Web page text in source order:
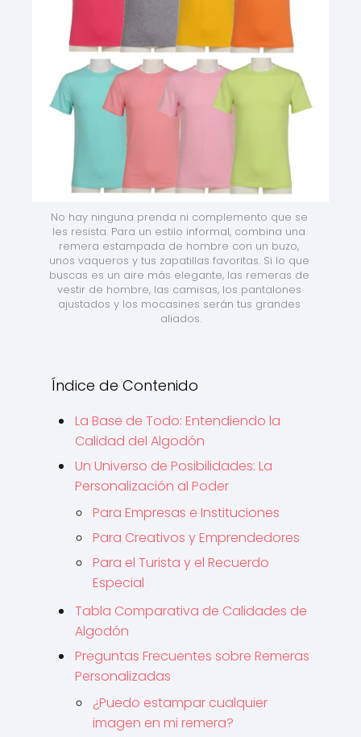
No hay ninguna prenda ni complemento que se
les resista. Para un estilo informal, combina una
remera estampada de hombre con un buzo,
unos vaqueros y tus zapatillas favoritas. Si lo que
buscas es un aire más elegante, las remeras de
vestir de hombre, las camisas, los pantalones
ajustados y los mocasines serán tus grandes
aliados.
Índice de Contenido
La Base de Todo: Entendiendo la
Calidad del Algodón
Un Universo de Posibilidades: La
Personalización al Poder
Para Empresas e Instituciones
Para Creativos y Emprendedores
Para el Turista y el Recuerdo
Especial
Tabla Comparativa de Calidades de
Algodón
Preguntas Frecuentes sobre Remeras
Personalizadas
¿Puedo estampar cualquier
imagen en mi remera?